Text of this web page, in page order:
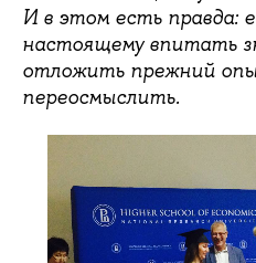
И в этом есть правда:
настоящему впитать
отложить прежний
переосмыслить.